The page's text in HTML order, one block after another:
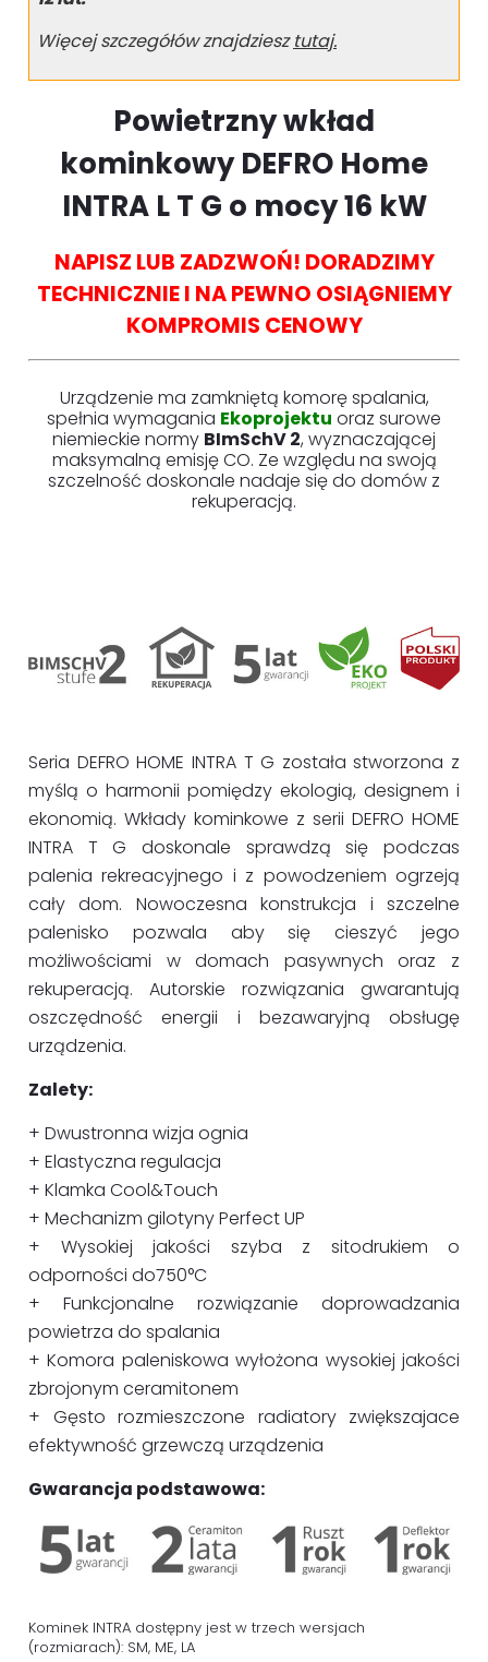
Więcej szczegółów znajdziesztutaj.
Powietrzny wkład
kominkowy DEFRO Home
INTRA L T G o mocy 16 kW
NAPISZ LUB ZADZWOŃ! DORADZIMY
TECHNICZNIE I NA PEWNO OSIĄGNIEMY
KOMPROMIS CENOWY
Urządzenie ma zamkniętą komorę spalania,
spełnia wymagania Ekoprojektu oraz surowe
niemieckie normy BImSchV 2, wyznaczającej
maksymalną emisję CO. Ze względu na swoją
szczelność doskonale nadaje się do domów z
rekuperacją.
Seria DEFRO HOME INTRA T G została stworzona z
myślą o harmonii pomiędzy ekologią, designem i
ekonomią. Wkłady kominkowe z serii DEFRO HOME
INTRA T G doskonale sprawdzą się podczas
palenia rekreacyjnego i z powodzeniem ogrzeją
cały dom. Nowoczesna konstrukcja i szczelne
palenisko pozwala aby się cieszyć jego
możliwościami w domach pasywnych oraz z
rekuperacją. Autorskie rozwiązania gwarantują
oszczędność energii i bezawaryjną obsługę
urządzenia.
Zalety:
+ Dwustronna wizja ognia
+ Elastyczna regulacja
+ Klamka Cool&Touch
+ Mechanizm gilotyny Perfect UP
+ Wysokiej jakości szyba z sitodrukiem o
odporności do750°C
+ Funkcjonalne rozwiązanie doprowadzania
powietrza do spalania
+ Komora paleniskowa wyłożona wysokiej jakości
zbrojonym ceramitonem
+ Gęsto rozmieszczone radiatory zwiększajace
efektywność grzewczą urządzenia
Gwarancja podstawowa:
Kominek INTRA dostępny jest w trzech wersjach
(rozmiarach): SM, ME, LA